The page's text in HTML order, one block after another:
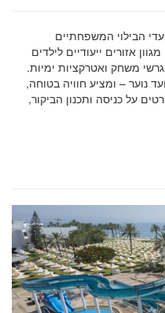
הבילוי המשפחתיים
אזורים ייעודיים לילדים
משחק ואטרקציות ימיות.
נוער – ומציע חוויה בטוחה,
על כניסה ותכנון הביקור,